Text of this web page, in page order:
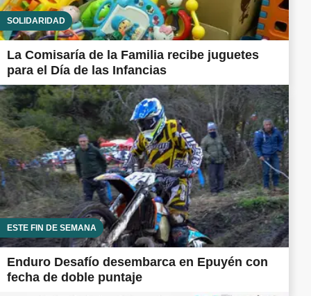
SOLIDARIDAD
La Comisaría de la Familia recibe juguetes
para el Día de las Infancias
ESTE FIN DE SEMANA
Enduro Desafío desembarca en Epuyén con
fecha de doble puntaje